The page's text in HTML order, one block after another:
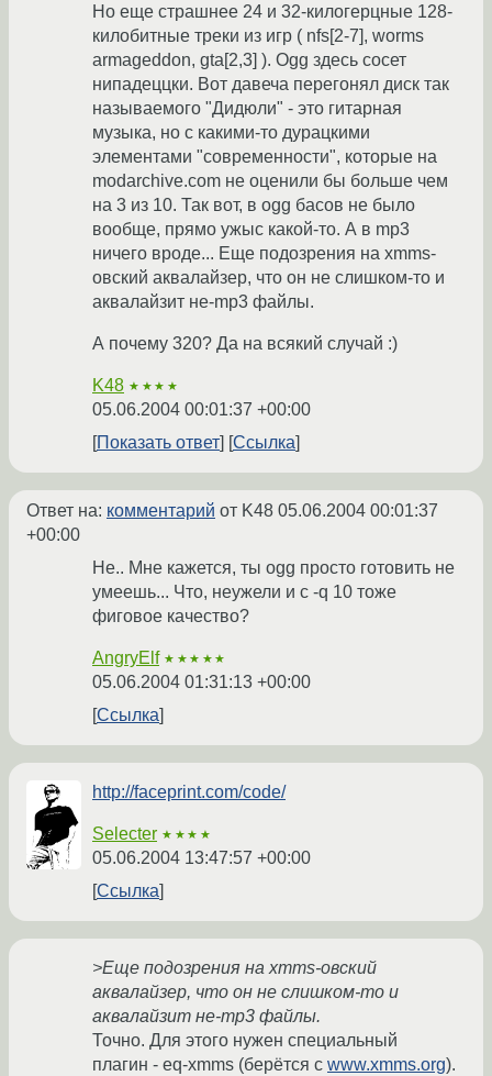
Но еще страшнее 24 и 32-килогерцные 128-
килобитные треки из игр ( nfs[2-7], worms
armageddon, gta[2,3] ). Ogg здесь сосет
нипадеццки. Вот давеча перегонял диск так
называемого "Дидюли" - это гитарная
музыка, но с какими-то дурацкими
элементами "современности", которые на
modarchive.com не оценили бы больше чем
на 3 из 10. Так вот, в ogg басов не было
вообще, прямо ужыс какой-то. А в mp3
ничего вроде... Еще подозрения на xmms-
овский аквалайзер, что он не слишком-то и
аквалайзит не-mp3 файлы.
А почему 320? Да на всякий случай :)
K48 ★★★★
05.06.2004 00:01:37 +00:00
Показать ответ
Ссылка
Ответ на: комментарий от K48 05.06.2004 00:01:37
+00:00
Не.. Мне кажется, ты ogg просто готовить не
умеешь... Что, неужели и с -q 10 тоже
фиговое качество?
AngryElf ★★★★★
05.06.2004 01:31:13 +00:00
Ссылка
http://faceprint.com/code/
Selecter ★★★★
05.06.2004 13:47:57 +00:00
Ссылка
>Еще подозрения на xmms-овский
аквалайзер, что он не слишком-то и
аквалайзит не-mp3 файлы.
Точно. Для этого нужен специальный
плагин - eq-xmms (берётся с www.xmms.org).